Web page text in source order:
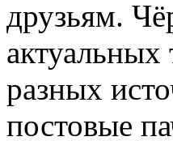
друзьям.
актуальных
разных
постовые